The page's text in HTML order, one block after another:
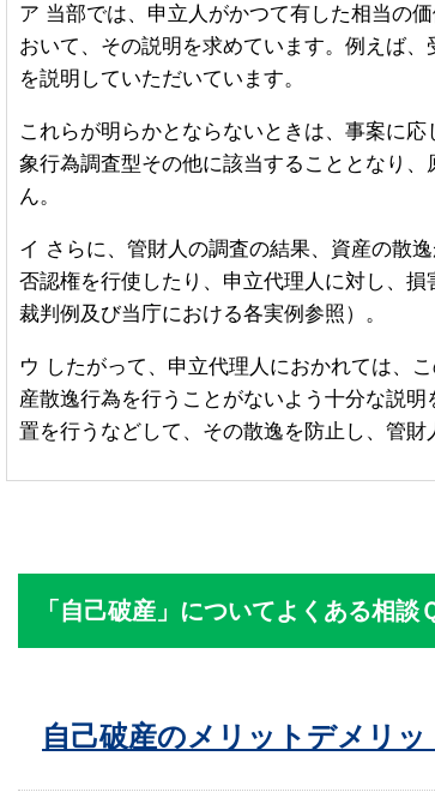
ア 当部では、申立人がかつて有した相当の
おいて、その説明を求めています。例えば
を説明していただいています。
これらが明らかとならないときは、事案に
象行為調査型その他に該当することとなり
ん。
イ さらに、管財人の調査の結果、資産の散
否認権を行使したり、申立代理人に対し、
裁判例及び当庁における各実例参照）。
ウ したがって、申立代理人におかれては、
産散逸行為を行うことがないよう十分な説
置を行うなどして、その散逸を防止し、管財
「自己破産」についてよくある相談
自己破産のメリットデメリ